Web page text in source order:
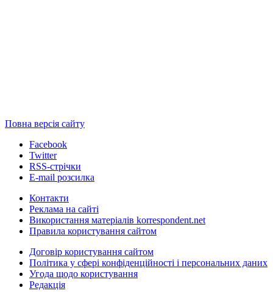
Повна версія сайту
Facebook
Twitter
RSS-стрічки
E-mail розсилка
Контакти
Реклама на сайті
Використання матеріалів korrespondent.net
Правила користування сайтом
Договір користування сайтом
Політика у сфері конфіденційності і персональних даних
Угода щодо користування
Редакція